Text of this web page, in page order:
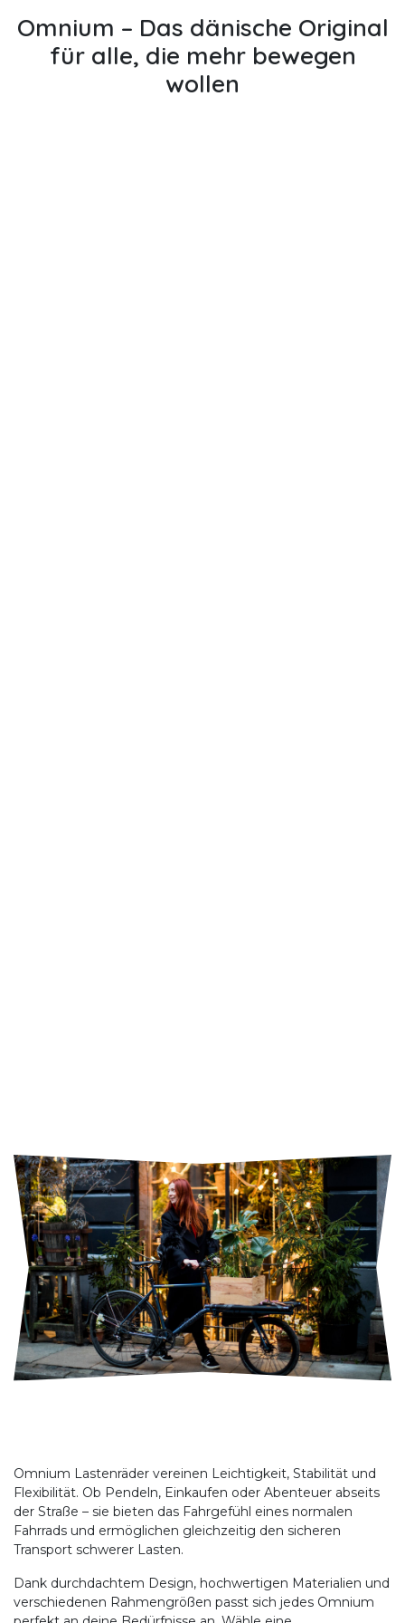
Omnium – Das dänische Original
für alle, die mehr bewegen
wollen
Omnium Lastenräder vereinen Leichtigkeit, Stabilität und
Flexibilität. Ob Pendeln, Einkaufen oder Abenteuer abseits
der Straße – sie bieten das Fahrgefühl eines normalen
Fahrrads und ermöglichen gleichzeitig den sicheren
Transport schwerer Lasten.
Dank durchdachtem Design, hochwertigen Materialien und
verschiedenen Rahmengrößen passt sich jedes Omnium